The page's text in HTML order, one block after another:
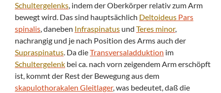
Schultergelenks, indem der Oberkörper relativ zum Arm
bewegt wird. Das sind hauptsächlich Deltoideus Pars
spinalis, daneben Infraspinatus und Teres minor,
nachrangig und je nach Position des Arms auch der
Supraspinatus. Da dieTransversaladduktion im
Schultergelenk bei ca. nach vorn zeigendem Arm erschöpft
ist, kommt der Rest der Bewegung aus dem
skapulothorakalen Gleitlager, was bedeutet, daß die